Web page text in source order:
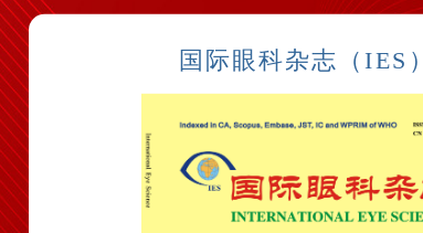
国际眼科杂志（IES）